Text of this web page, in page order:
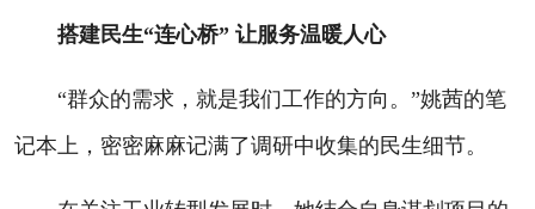
搭建民生“连心桥” 让服务温暖人心
“群众的需求，就是我们工作的方向。”姚茜的笔
记本上，密密麻麻记满了调研中收集的民生细节。